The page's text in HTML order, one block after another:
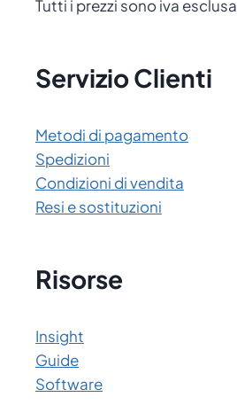
Tutti i prezzi sono iva esclusa
Servizio Clienti
Metodi di pagamento
Spedizioni
Condizioni di vendita
Resi e sostituzioni
Risorse
Insight
Guide
Software